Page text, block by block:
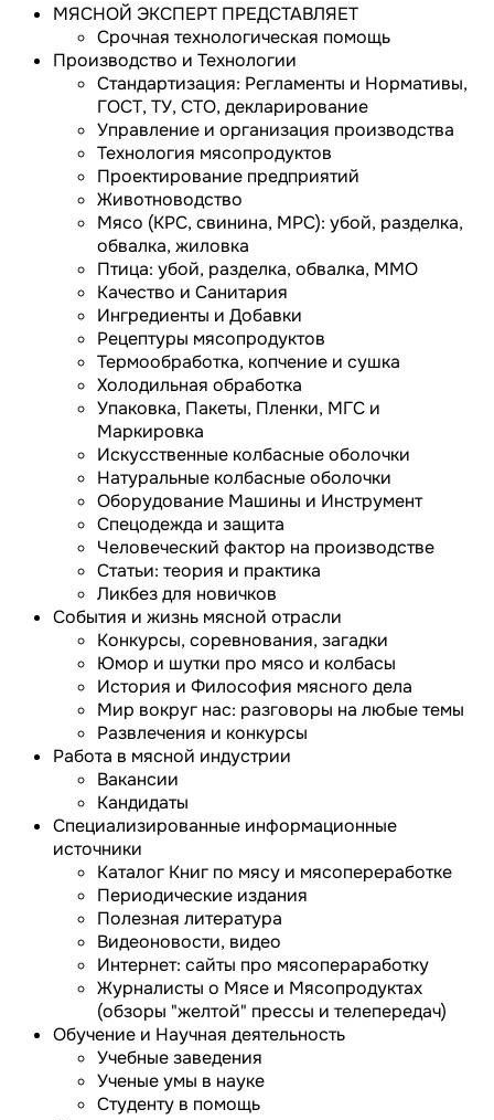
МЯСНОЙ ЭКСПЕРТ ПРЕДСТАВЛЯЕТ
Срочная технологическая помощь
Производство и Технологии
Стандартизация: Регламенты и Нормативы,
ГОСТ, ТУ, СТО, декларирование
Управление и организация производства
Технология мясопродуктов
Проектирование предприятий
Животноводство
Мясо (КРС, свинина, МРС): убой, разделка,
обвалка, жиловка
Птица: убой, разделка, обвалка, ММО
Качество и Санитария
Ингредиенты и Добавки
Рецептуры мясопродуктов
Термообработка, копчение и сушка
Холодильная обработка
Упаковка, Пакеты, Пленки, МГС и
Маркировка
Искусственные колбасные оболочки
Натуральные колбасные оболочки
Оборудование Машины и Инструмент
Спецодежда и защита
Человеческий фактор на производстве
Статьи: теория и практика
Ликбез для новичков
События и жизнь мясной отрасли
Конкурсы, соревнования, загадки
Юмор и шутки про мясо и колбасы
История и Философия мясного дела
Мир вокруг нас: разговоры на любые темы
Развлечения и конкурсы
Работа в мясной индустрии
Вакансии
Кандидаты
Специализированные информационные
источники
Каталог Книг по мясу и мясопереработке
Периодические издания
Полезная литература
Видеоновости, видео
Интернет: сайты про мясопераработку
Журналисты о Мясе и Мясопродуктах
(обзоры "желтой" прессы и телепередач)
Обучение и Научная деятельность
Учебные заведения
Ученые умы в науке
Студенту в помощь